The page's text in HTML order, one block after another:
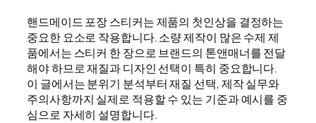
핸드메이드 포장 스티커는 제품의 첫인상을 결정하는
중요한 요소로 작용합니다. 소량 제작이 많은 수제 제
품에서는 스티커 한 장으로 브랜드의 톤앤매너를 전달
해야 하므로 재질과 디자인 선택이 특히 중요합니다.
이 글에서는 분위기 분석부터 재질 선택, 제작 실무와
주의사항까지 실제로 적용할 수 있는 기준과 예시를 중
심으로 자세히 설명합니다.